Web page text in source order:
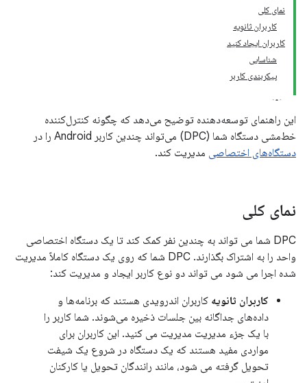
نمای کلی
کاربران ثانویه
کاربران ایجاد کنید
شناسایی
پیکربندی کاربر
این راهنمای توسعه‌دهنده توضیح می‌دهد که چگونه کنترل‌کننده
خط‌مشی دستگاه شما (DPC) می‌تواند چندین کاربر Android را در
دستگاه‌های اختصاصی مدیریت کند.
نمای کلی
DPC شما می تواند به چندین نفر کمک کند تا یک دستگاه اختصاصی
واحد را به اشتراک بگذارند. DPC شما که روی یک دستگاه کاملاً مدیریت
شده اجرا می شود می تواند دو نوع کاربر ایجاد و مدیریت کند:
کاربران ثانویه کاربران اندرویدی هستند که برنامه‌ها و
داده‌های جداگانه بین جلسات ذخیره می‌شوند. شما کاربر را
با یک جزء مدیریت مدیریت می کنید. این کاربران برای
مواردی مفید هستند که یک دستگاه در شروع یک شیفت
تحویل گرفته می شود، مانند رانندگان تحویل یا کارکنان